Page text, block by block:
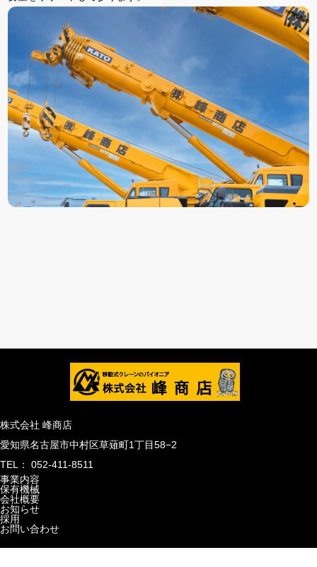
株式会社 峰商店
愛知県名古屋市中村区草薙町1丁目58−2
TEL： 052-411-8511
事業内容
保有機械
会社概要
お知らせ
採用
お問い合わせ